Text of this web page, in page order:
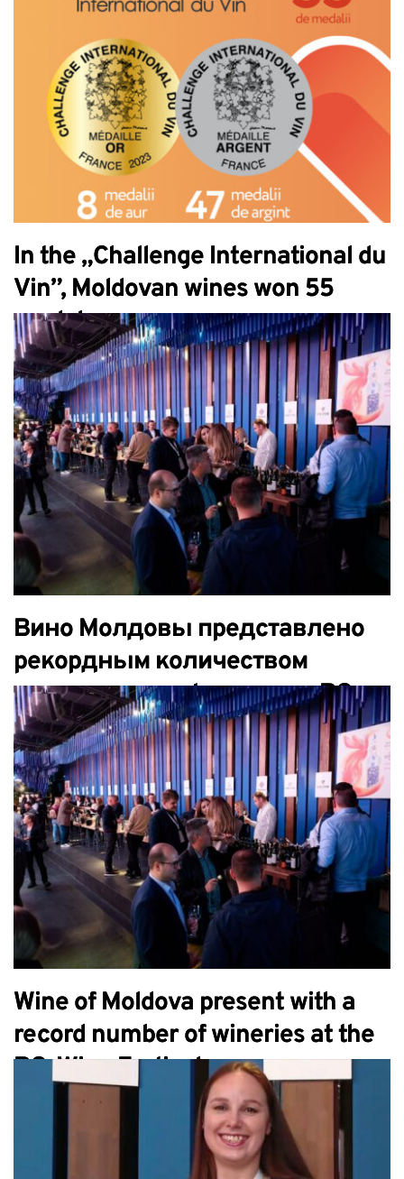
In the „Challenge International du
Vin”, Moldovan wines won 55
medals
Вино Молдовы представлено
рекордным количеством
виноделен на фестивале RO-
Wine
Wine of Moldova present with a
record number of wineries at the
RO-Wine Festival